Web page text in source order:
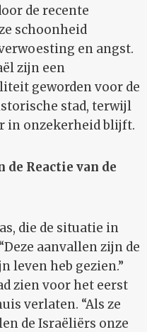
de recente
schoonheid
en angst.
zijn een
geworden voor de
stad, terwijl
in onzekerheid blijft.
de Reactie van de
die de situatie in
aanvallen zijn de
leven heb gezien.”
zien voor het eerst
verlaten. “Als ze
de Israëliërs onze